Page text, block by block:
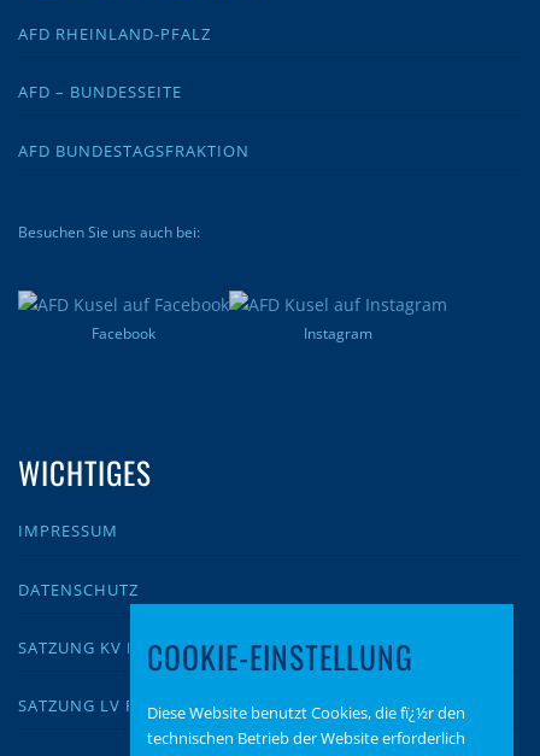
AFD RHEINLAND-PFALZ
AFD – BUNDESSEITE
AFD BUNDESTAGSFRAKTION
Besuchen Sie uns auch bei:
Facebook Instagram
WICHTIGES
IMPRESSUM
DATENSCHUTZ
SATZUNG KV KUSEL
SATZUNG LV RLP
COOKIE-EINSTELLUNG
Diese Website benutzt Cookies, die fï¿½r den
technischen Betrieb der Website erforderlich